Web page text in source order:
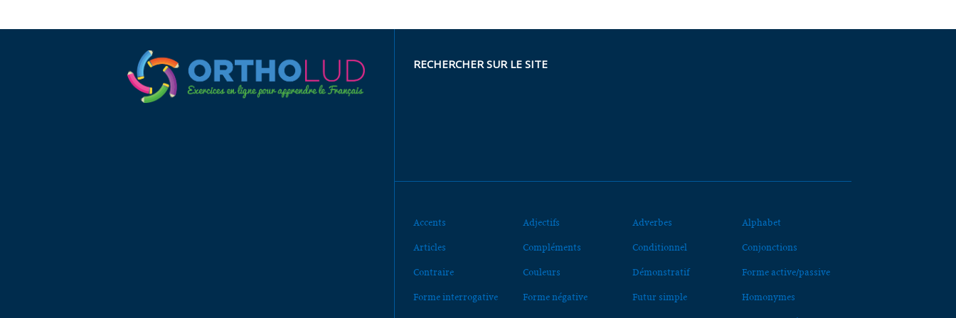
RECHERCHER SUR LE SITE
Accents Adjectifs Adverbes Alphabet
Articles Compléments Conditionnel Conjonctions
Contraire Couleurs Démonstratif Forme active/passive
Forme interrogative Forme négative Futur simple Homonymes